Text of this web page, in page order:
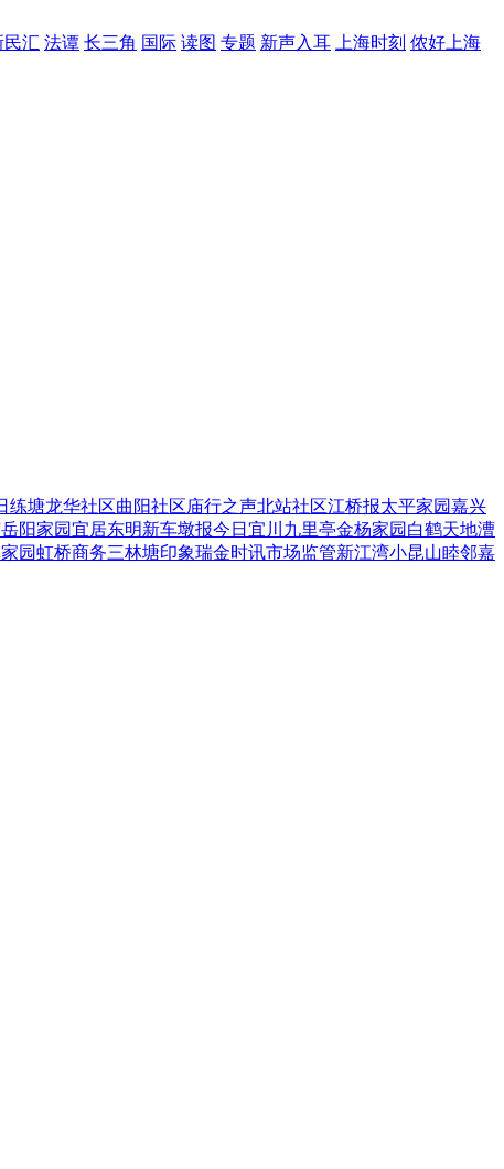
民汇 法谭 长三角 国际 读图 专题 新声入耳 上海时刻 侬好上海
练塘龙华社区曲阳社区庙行之声北站社区江桥报太平家园嘉兴
岳阳家园宜居东明新车墩报今日宜川 九里亭金杨家园 白鹤天地漕
园虹桥商务三林塘印象瑞金时讯市场监管新江湾小昆山睦邻嘉